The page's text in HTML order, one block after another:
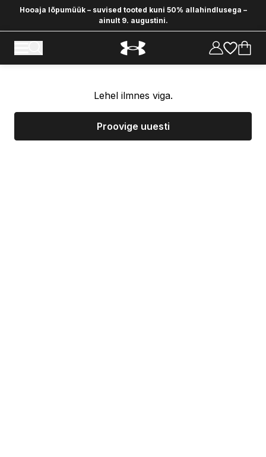
Hooaja lõpumüük – suvised tooted kuni 50% allahindlusega –
ainult 9. augustini.
Lehel ilmnes viga.
Proovige uuesti